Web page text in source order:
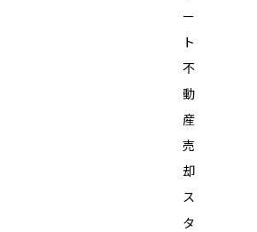
ー
ト
不
動
産
売
却
ス
タ